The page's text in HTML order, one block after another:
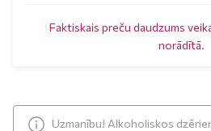
Faktiskais preču daudzums
norādītā.
Uzmanību! Alkoholiskos